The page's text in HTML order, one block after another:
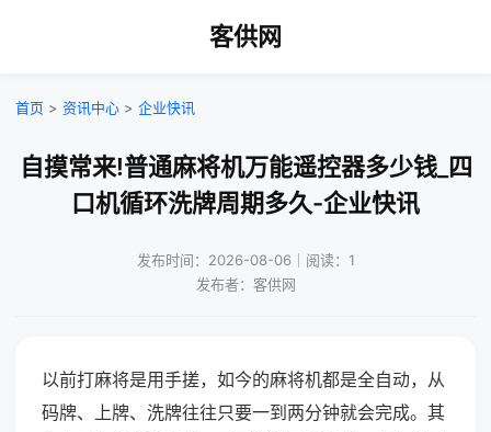
客供网
首页 > 资讯中心 > 企业快讯
自摸常来!普通麻将机万能遥控器多少钱_四
口机循环洗牌周期多久-企业快讯
发布时间：2026-08-06｜阅读：1
发布者：客供网
以前打麻将是用手搓，如今的麻将机都是全自动，从
码牌、上牌、洗牌往往只要一到两分钟就会完成。其